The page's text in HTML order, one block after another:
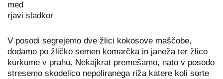
med
rjavi sladkor
V posodi segrejemo dve žlici kokosove maščobe,
dodamo po žličko semen komarčka in janeža ter žlico
kurkume v prahu. Nekajkrat premešamo, nato v posodo
stresemo skodelico nepoliranega riža katere koli sorte